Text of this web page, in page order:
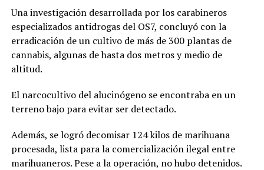
Una investigación desarrollada por los carabineros
especializados antidrogas del OS7, concluyó con la
erradicación de un cultivo de más de 300 plantas de
cannabis, algunas de hasta dos metros y medio de
altitud.
El narcocultivo del alucinógeno se encontraba en un
terreno bajo para evitar ser detectado.
Además, se logró decomisar 124 kilos de marihuana
procesada, lista para la comercialización ilegal entre
marihuaneros. Pese a la operación, no hubo detenidos.